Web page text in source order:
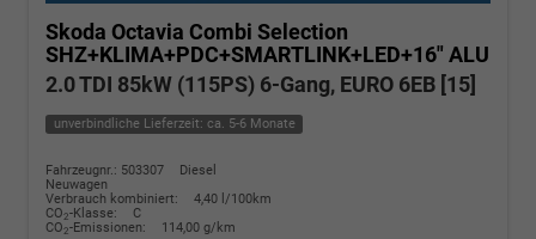
Skoda Octavia Combi Selection
SHZ+KLIMA+PDC+SMARTLINK+LED+16" ALU
2.0 TDI 85kW (115PS) 6-Gang, EURO 6EB [15]
unverbindliche Lieferzeit: ca. 5-6 Monate
Fahrzeugnr.: 503307
Diesel
Neuwagen
Verbrauch kombiniert:
4,40 l/100km
CO2-Klasse:
C
CO2-Emissionen: 114,00 g/km